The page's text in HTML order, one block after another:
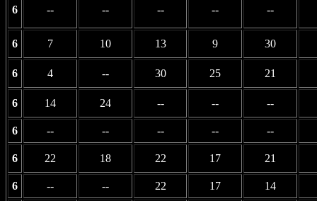
6 -- -- -- -- --
6 7 10 13 9 30
6 4 -- 30 25 21
6 14 24 -- -- --
6 -- -- -- -- --
6 22 18 22 17 21
6 -- -- 22 17 14